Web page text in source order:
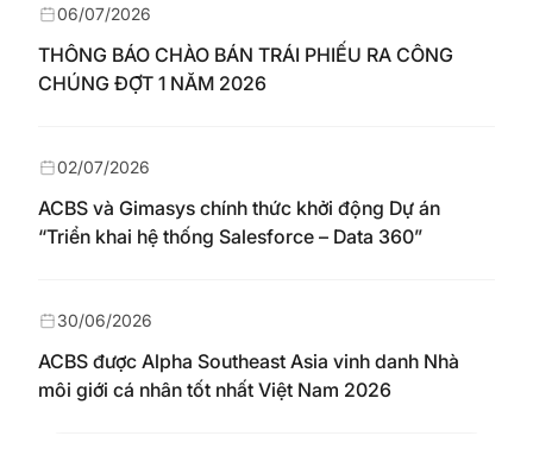
THÔNG BÁO CHÀO BÁN TRÁI PHIẾU RA CÔNG
CHÚNG ĐỢT 1 NĂM 2026
06/07/2026
ACBS và Gimasys chính thức khởi động Dự án
“Triển khai hệ thống Salesforce – Data 360”
02/07/2026
ACBS được Alpha Southeast Asia vinh danh Nhà
môi giới cá nhân tốt nhất Việt Nam 2026
30/06/2026